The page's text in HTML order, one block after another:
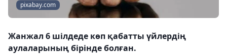
pixabay.com
Жанжал 6 шілдеде көп қабатты үйлердің
аулаларының бірінде болған.